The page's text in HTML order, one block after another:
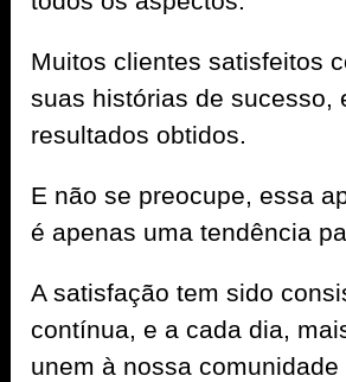
Muitos clientes satisfeitos
suas histórias de sucesso,
resultados obtidos.
E não se preocupe, essa
é apenas uma tendência
A satisfação tem sido
contínua, e a cada dia,
unem à nossa comunidade